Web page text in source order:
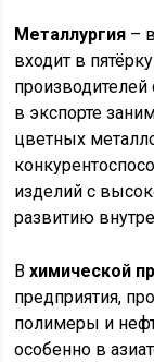
Металлургия –
входит в
в экспорте
цветных
изделий с
развитию
Вхимической
предприятия,
полимеры и
особенно в